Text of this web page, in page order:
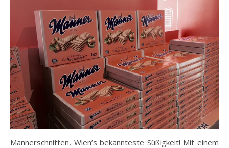
Mannerschnitten, Wien’s bekannteste Süßigkeit! Mit einem